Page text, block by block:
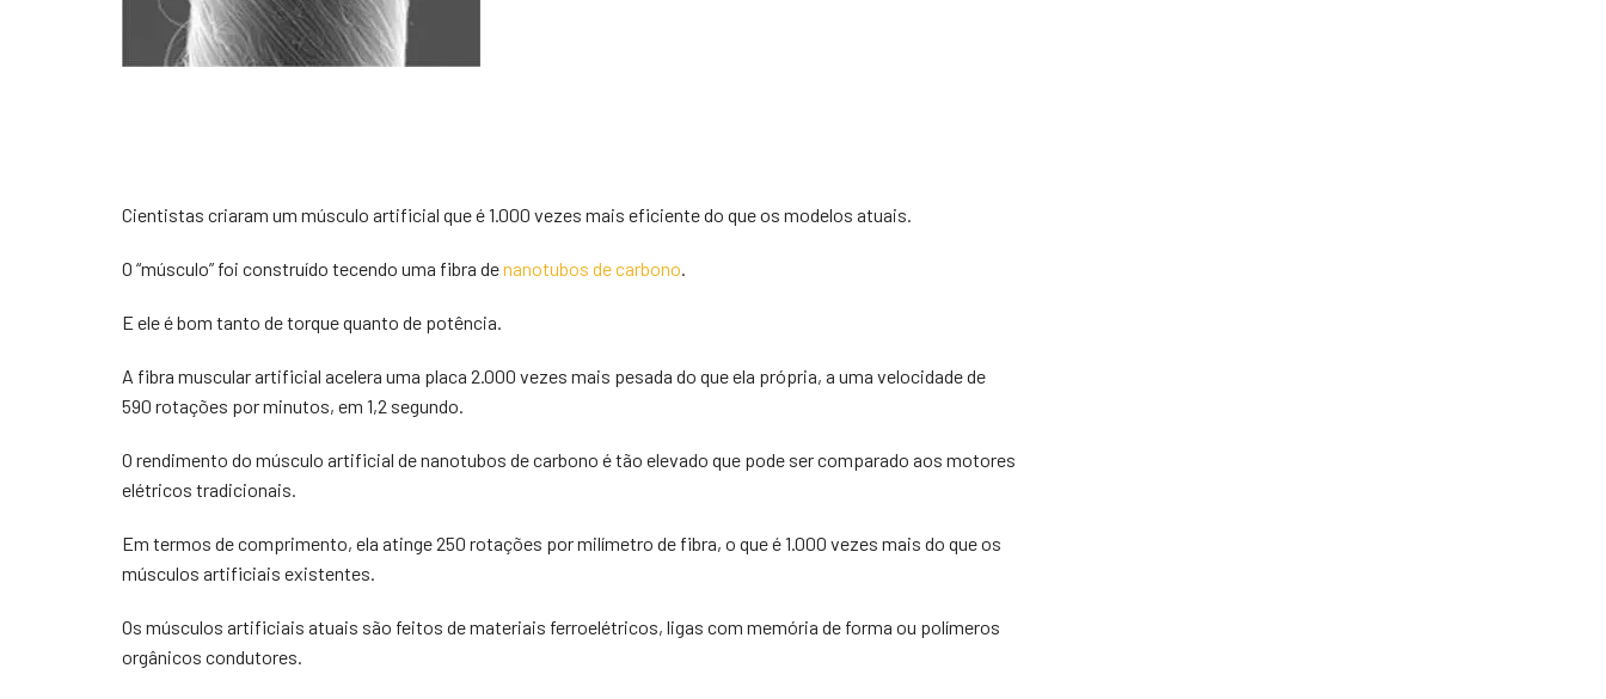
Cientistas criaram um músculo artificial que é 1.000 vezes mais eficiente do que os modelos atuais.
O “músculo” foi construído tecendo uma fibra denanotubos de carbono.
E ele é bom tanto de torque quanto de potência.
A fibra muscular artificial acelera uma placa 2.000 vezes mais pesada do que ela própria, a uma velocidade de
590 rotações por minutos, em 1,2 segundo.
O rendimento do músculo artificial de nanotubos de carbono é tão elevado que pode ser comparado aos motores
elétricos tradicionais.
Em termos de comprimento, ela atinge 250 rotações por milímetro de fibra, o que é 1.000 vezes mais do que os
músculos artificiais existentes.
Os músculos artificiais atuais são feitos de materiais ferroelétricos, ligas com memória de forma ou polímeros
orgânicos condutores.